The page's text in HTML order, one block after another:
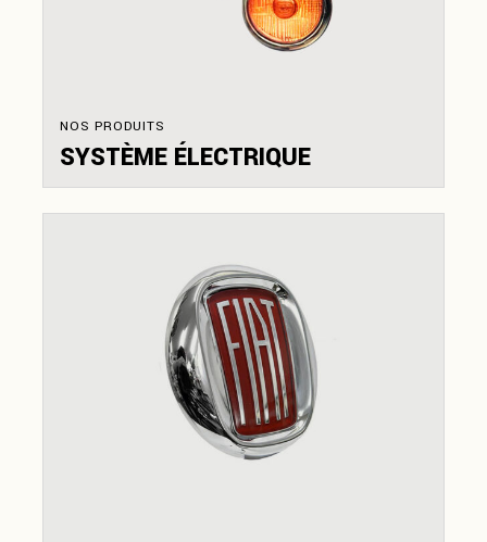
NOS PRODUITS
SYSTÈME ÉLECTRIQUE